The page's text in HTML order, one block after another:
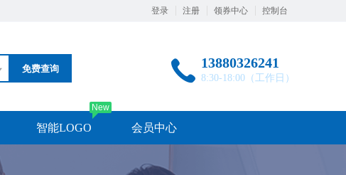
登录 注册 领券中心 控制台
免费查询 13880326241
8:30-18:00（工作日）
智能LOGO
New
会员中心